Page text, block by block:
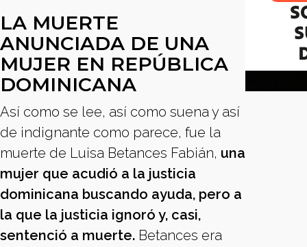
LA MUERTE
ANUNCIADA DE UNA
MUJER EN REPÚBLICA
DOMINICANA
Así como se lee, así como suena y así
de indignante como parece, fue la
muerte de Luisa Betances Fabián, una
mujer que acudió a la justicia
dominicana buscando ayuda, pero a
la que la justicia ignoró y, casi,
sentenció a muerte. Betances era